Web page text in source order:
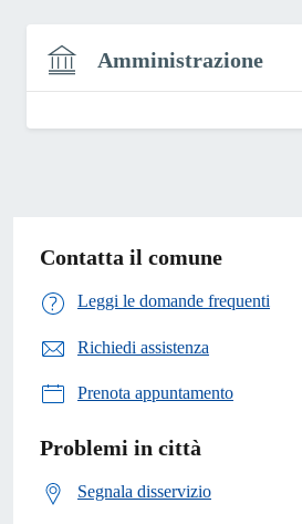
Amministrazione
Contatta il comune
Leggi le domande frequenti
Richiedi assistenza
Prenota appuntamento
Problemi in città
Segnala disservizio